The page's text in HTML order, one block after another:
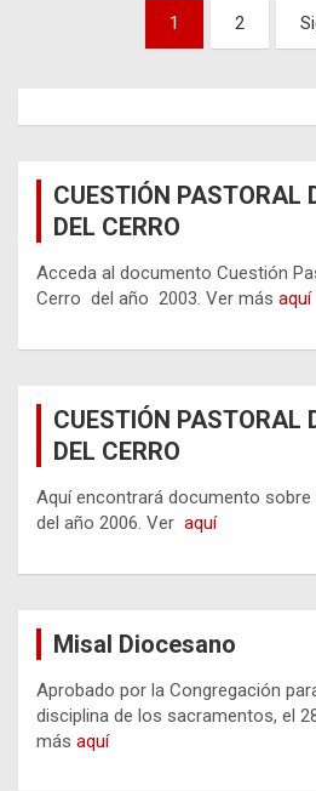
1 2
CUESTIÓN PASTORAL
DEL CERRO
Acceda al documento Cuestión
Cerro del año 2003. Ver más aquí
CUESTIÓN PASTORAL
DEL CERRO
Aquí encontrará documento sobre
del año 2006. Ver aquí
Misal Diocesano
Aprobado por la Congregación
disciplina de los sacramentos, el
más aquí